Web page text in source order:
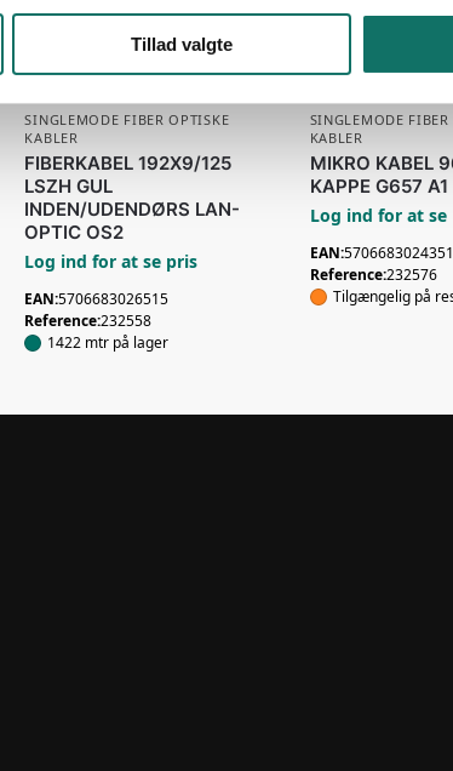
Tillad valgte
Kabler
SINGLEMODE FIBER OPTISKE
KABLER
FIBERKABEL 192X9/125
LSZH GUL
INDEN/UDENDØRS LAN-
OPTIC OS2
Log ind for at se pris
EAN:5706683026515
Reference:232558
1422 mtr på lager
SINGLEMODE
KABLER
MIKRO KABEL
KAPPE G657
Log ind for at se
EAN:5706683024351
Reference:232576
Tilgængelig på